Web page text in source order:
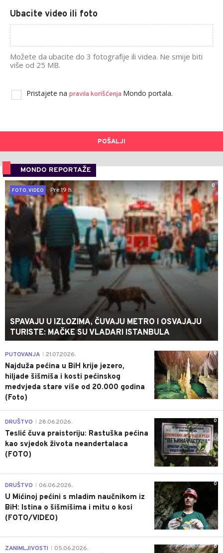
Ubacite video ili foto
Možete da ubacite do 3 fotografije ili videa. Ne smije biti
više od 25 MB.
Pristajete na pravila korišćenja Mondo portala.
POŠALJI
MONDO REPORTAŽE
0
FOTO, VIDEO
Pre 19 h
SPAVAJU U IZLOZIMA, ČUVAJU METRO I OSVAJAJU
TURISTE: MAČKE SU VLADARI ISTANBULA
0
PUTOVANJA 21.07.2026.
Najduža pećina u BiH krije jezero,
hiljade šišmiša i kosti pećinskog
medvjeda stare više od 20.000 godina
(Foto)
0
DRUŠTVO 28.06.2026.
Teslić čuva praistoriju: Rastuška pećina
kao svjedok života neandertalaca
(FOTO)
0
DRUŠTVO 06.06.2026.
U Mićinoj pećini s mladim naučnikom iz
BiH: Istina o šišmišima i mitu o kosi
(FOTO/VIDEO)
0
ZANIMLJIVOSTI 05.06.2026.